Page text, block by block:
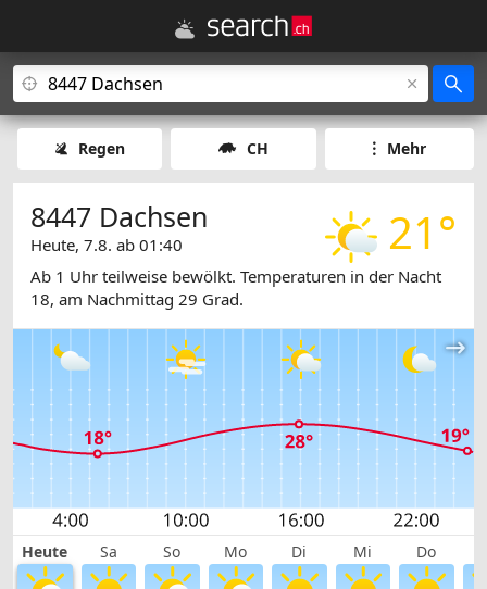
Regen CH Mehr
21°
8447 Dachsen
Heute, 7.8. ab 01:40
Ab 1 Uhr teilweise bewölkt. Temperaturen in der Nacht
18, am Nachmittag 29 Grad.
Heute Sa So Mo Di Mi Do